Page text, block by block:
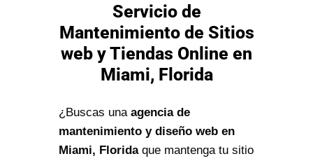
Servicio de
Mantenimiento de Sitios
web y Tiendas Online en
Miami, Florida
¿Buscas una agencia de
mantenimiento y diseño web en
Miami, Floridaque mantenga tu sitio